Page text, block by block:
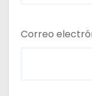
Correo